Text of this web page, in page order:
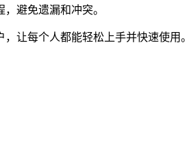
避免遗漏和冲突。
让每个人都能轻松上手并快速使用。